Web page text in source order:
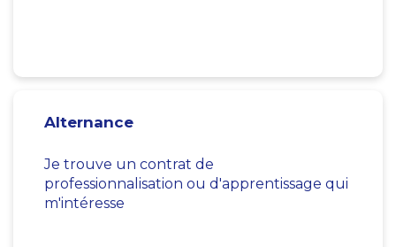
Alternance
Je trouve un contrat de
professionnalisation ou d'apprentissage qui
m'intéresse